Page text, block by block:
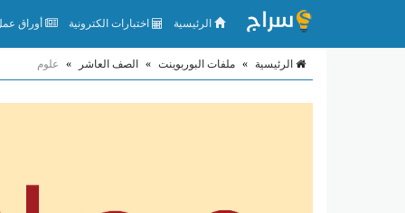
الرئيسية اختبارات الكترونية أوراق
الرئيسية » ملفات البوربوينت » الصف العاشر » علوم